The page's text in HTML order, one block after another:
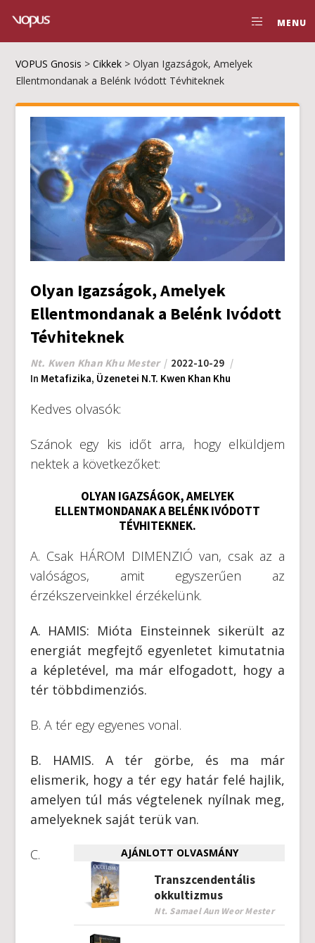
MENU
VOPUS Gnosis >Cikkek >Olyan Igazságok, Amelyek
Ellentmondanak a Belénk Ivódott Tévhiteknek
Olyan Igazságok, Amelyek
Ellentmondanak a Belénk Ivódott
Tévhiteknek
Nt. Kwen Khan Khu Mester
2022-10-29
In Metafizika, Üzenetei N.T. Kwen Khan Khu
Kedves olvasók:
Szánok egy kis időt arra, hogy elküldjem
nektek a következőket:
OLYAN IGAZSÁGOK, AMELYEK
ELLENTMONDANAK A BELÉNK IVÓDOTT
TÉVHITEKNEK.
A. Csak HÁROM DIMENZIÓ van, csak az a
valóságos, amit egyszerűen az
érzékszerveinkkel érzékelünk.
A. HAMIS: Mióta Einsteinnek sikerült az
energiát megfejtő egyenletet kimutatnia
a képletével, ma már elfogadott, hogy a
tér többdimenziós.
B. A tér egy egyenes vonal.
B. HAMIS. A tér görbe, és ma már
elismerik, hogy a tér egy határ felé hajlik,
amelyen túl más végtelenek nyílnak meg,
amelyeknek saját terük van.
AJÁNLOTT OLVASMÁNY
Transzcendentális
okkultizmus
Nt. Samael Aun Weor Mester
C.